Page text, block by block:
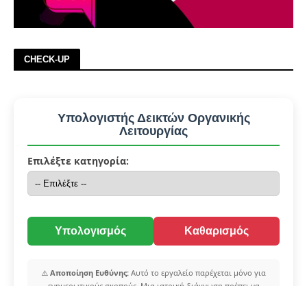
CHECK-UP
Υπολογιστής Δεικτών Οργανικής
Λειτουργίας
Επιλέξτε κατηγορία:
Υπολογισμός Καθαρισμός
⚠️ Αποποίηση Ευθύνης: Αυτό το εργαλείο παρέχεται μόνο για